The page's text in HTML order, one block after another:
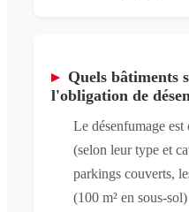
▸ Quels bâtiments
l'obligation de
Le désenfumage
(selon leur type et
parkings couverts,
(100 m² en sous-